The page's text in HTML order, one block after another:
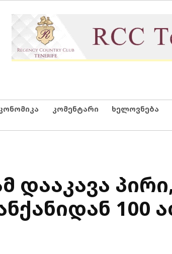
კომენტარი ხელოვნება
დააკავა
100